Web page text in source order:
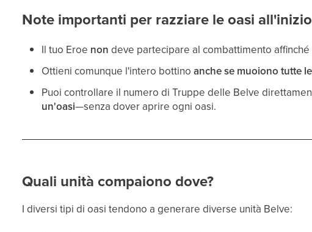
Note importanti per razziare le oasi all'inizio
Il tuo Eroe non deve partecipare al combattimento
Ottieni comunque l'intero bottinoanche se muoiono tutte
Puoi controllare il numero di Truppe delle Belve
un'oasi—senza dover aprire ogni oasi.
Quali unità compaiono dove?
I diversi tipi di oasi tendono a generare diverse unità Belve: